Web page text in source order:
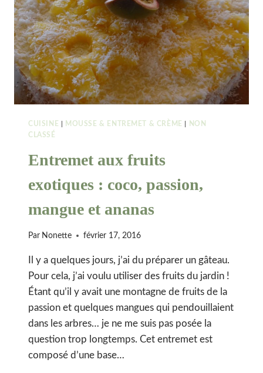
CRUMBLE
À
LA
NOISETTE
CUISINE MOUSSE & ENTREMET & CRÈME
NON
CLASSÉ
Entremet aux fruits
exotiques : coco, passion,
mangue et ananas
Par Nonette février 17, 2016
Il y a quelques jours, j’ai du préparer un gâteau.
Pour cela, j’ai voulu utiliser des fruits du jardin !
Étant qu’il y avait une montagne de fruits de la
passion et quelques mangues qui pendouillaient
dans les arbres… je ne me suis pas posée la
question trop longtemps. Cet entremet est
composé d’une base…